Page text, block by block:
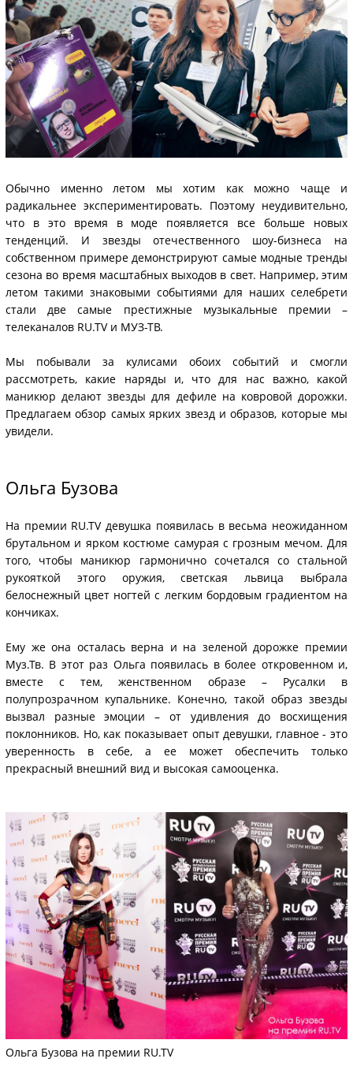
Обычно именно летом мы хотим как можно чаще и
радикальнее экспериментировать. Поэтому неудивительно,
что в это время в моде появляется все больше новых
тенденций. И звезды отечественного шоу-бизнеса на
собственном примере демонстрируют самые модные тренды
сезона во время масштабных выходов в свет. Например, этим
летом такими знаковыми событиями для наших селебрети
стали две самые престижные музыкальные премии –
телеканалов RU.TV и МУЗ-ТВ.
Мы побывали за кулисами обоих событий и смогли
рассмотреть, какие наряды и, что для нас важно, какой
маникюр делают звезды для дефиле на ковровой дорожки.
Предлагаем обзор самых ярких звезд и образов, которые мы
увидели.
Ольга Бузова
На премии RU.TV девушка появилась в весьма неожиданном
брутальном и ярком костюме самурая с грозным мечом. Для
того, чтобы маникюр гармонично сочетался со стальной
рукояткой этого оружия, светская львица выбрала
белоснежный цвет ногтей с легким бордовым градиентом на
кончиках.
Ему же она осталась верна и на зеленой дорожке премии
Муз.Тв. В этот раз Ольга появилась в более откровенном и,
вместе с тем, женственном образе – Русалки в
полупрозрачном купальнике. Конечно, такой образ звезды
вызвал разные эмоции – от удивления до восхищения
поклонников. Но, как показывает опыт девушки, главное - это
уверенность в себе, а ее может обеспечить только
прекрасный внешний вид и высокая самооценка.
Ольга Бузова на премии RU.TV